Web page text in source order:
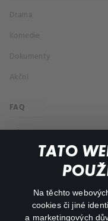
TATO
Na těchto
cookies či jiné
a marketingových
Drama
Komedie
Dokumenty
Akční
FAQ
Můj účet
Důležité odkazy
facebook